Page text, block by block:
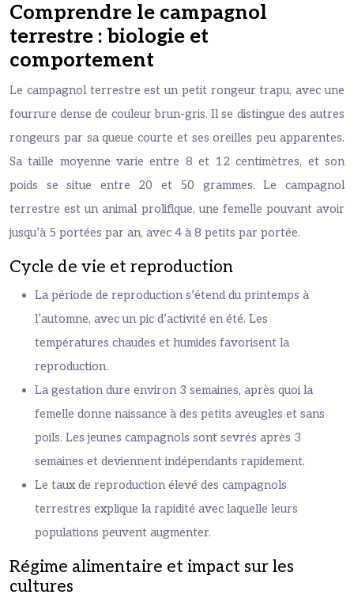
Comprendre le campagnol
terrestre : biologie et
comportement
Le campagnol terrestre est un petit rongeur trapu, avec une
fourrure dense de couleur brun-gris. Il se distingue des autres
rongeurs par sa queue courte et ses oreilles peu apparentes.
Sa taille moyenne varie entre 8 et 12 centimètres, et son
poids se situe entre 20 et 50 grammes. Le campagnol
terrestre est un animal prolifique, une femelle pouvant avoir
jusqu’à 5 portées par an, avec 4 à 8 petits par portée.
Cycle de vie et reproduction
La période de reproduction s’étend du printemps à
l’automne, avec un pic d’activité en été. Les
températures chaudes et humides favorisent la
reproduction.
La gestation dure environ 3 semaines, après quoi la
femelle donne naissance à des petits aveugles et sans
poils. Les jeunes campagnols sont sevrés après 3
semaines et deviennent indépendants rapidement.
Le taux de reproduction élevé des campagnols
terrestres explique la rapidité avec laquelle leurs
populations peuvent augmenter.
Régime alimentaire et impact sur les
cultures